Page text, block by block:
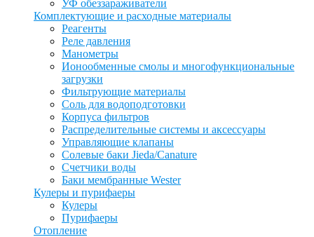
УФ обеззараживатели
Комплектующие и расходные материалы
Реагенты
Реле давления
Манометры
Ионообменные смолы и многофункциональные
загрузки
Фильтрующие материалы
Соль для водоподготовки
Корпуса фильтров
Распределительные системы и аксессуары
Управляющие клапаны
Солевые баки Jieda/Canature
Счетчики воды
Баки мембранные Wester
Кулеры и пурифаеры
Кулеры
Пурифаеры
Отопление